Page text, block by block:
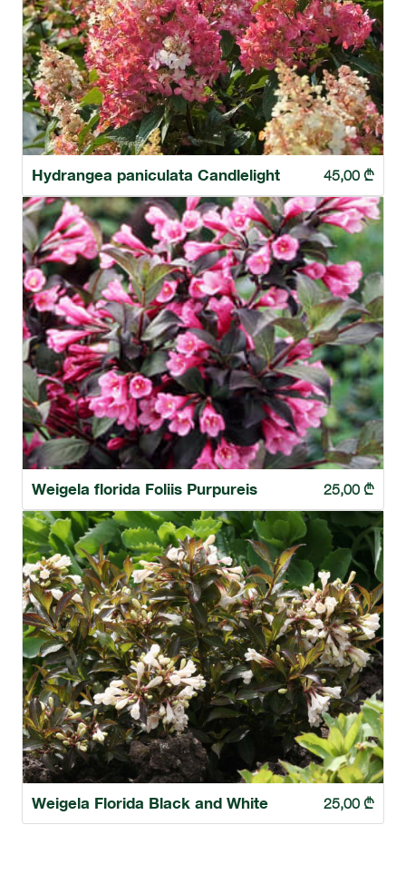
Hydrangea paniculata Candlelight 45,00 ₾
Weigela florida Foliis Purpureis 25,00 ₾
Weigela Florida Black and White 25,00 ₾